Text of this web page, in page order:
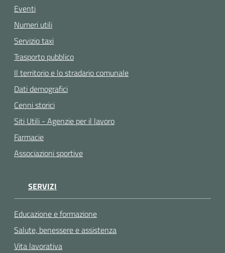
Eventi
Numeri utili
Servizio taxi
Trasporto pubblico
Il territorio e lo stradario comunale
Dati demografici
Cenni storici
Siti Utili - Agenzie per il lavoro
Farmacie
Associazioni sportive
SERVIZI
Educazione e formazione
Salute, benessere e assistenza
Vita lavorativa